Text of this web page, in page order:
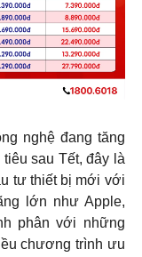
nghệ đang tăng
sau Tết, đây là
tư thiết bị mới với
lớn như Apple,
phân với những
chương trình ưu